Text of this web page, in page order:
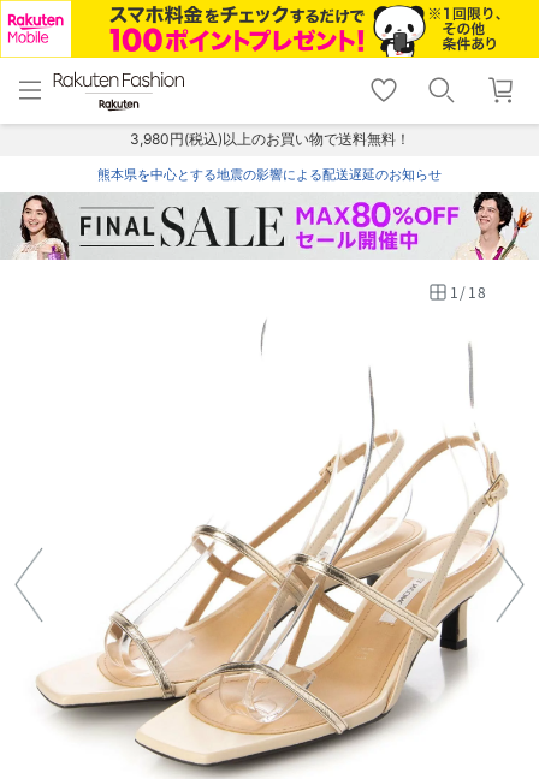
menu home
トップ
shopping_cart lock_outline
ログイン
3,980円(税込)以上のお買い物で送料無料！
熊本県を中心とする地震の影響による配送遅延のお知らせ
1/18